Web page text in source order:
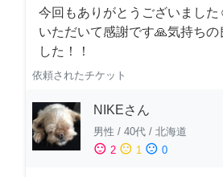
今回もありがとうございまし
いただいて感謝です🙏気持ちの
した！！
依頼されたチケット
NIKEさん
男性 / 40代 / 北海道
sentiment_satisfied 2 sentiment_neutral 1 sentiment_dissatisfied 0